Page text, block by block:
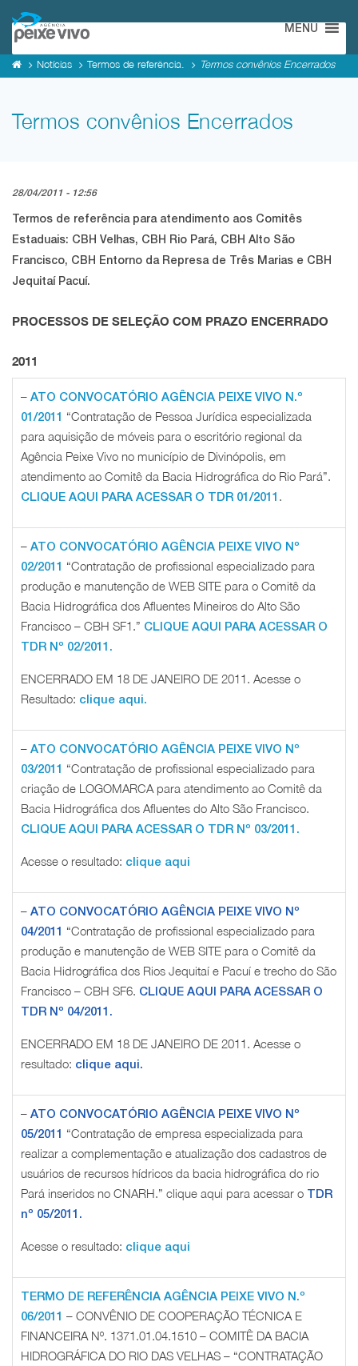
MENU
Notícias Termos de referência. Termos convênios Encerrados
Termos convênios Encerrados
28/04/2011 - 12:56
Termos de referência para atendimento aos Comitês
Estaduais: CBH Velhas, CBH Rio Pará, CBH Alto São
Francisco, CBH Entorno da Represa de Três Marias e CBH
Jequitaí Pacuí.
PROCESSOS DE SELEÇÃO COM PRAZO ENCERRADO
2011
– ATO CONVOCATÓRIO AGÊNCIA PEIXE VIVO N.º
01/2011 “Contratação de Pessoa Jurídica especializada
para aquisição de móveis para o escritório regional da
Agência Peixe Vivo no município de Divinópolis, em
atendimento ao Comitê da Bacia Hidrográfica do Rio Pará”.
CLIQUE AQUI PARA ACESSAR O TDR 01/2011 .
– ATO CONVOCATÓRIO AGÊNCIA PEIXE VIVO Nº
02/2011 “Contratação de profissional especializado para
produção e manutenção de WEB SITE para o Comitê da
Bacia Hidrográfica dos Afluentes Mineiros do Alto São
Francisco – CBH SF1.” CLIQUE AQUI PARA ACESSAR O
TDR Nº 02/2011.
ENCERRADO EM 18 DE JANEIRO DE 2011. Acesse o
Resultado: clique aqui.
– ATO CONVOCATÓRIO AGÊNCIA PEIXE VIVO Nº
03/2011 “Contratação de profissional especializado para
criação de LOGOMARCA para atendimento ao Comitê da
Bacia Hidrográfica dos Afluentes do Alto São Francisco.
CLIQUE AQUI PARA ACESSAR O TDR Nº 03/2011.
Acesse o resultado: clique aqui
– ATO CONVOCATÓRIO AGÊNCIA PEIXE VIVO Nº
04/2011 “Contratação de profissional especializado para
produção e manutenção de WEB SITE para o Comitê da
Bacia Hidrográfica dos Rios Jequitaí e Pacuí e trecho do São
Francisco – CBH SF6. CLIQUE AQUI PARA ACESSAR O
TDR Nº 04/2011.
ENCERRADO EM 18 DE JANEIRO DE 2011. Acesse o
resultado: clique aqui.
– ATO CONVOCATÓRIO AGÊNCIA PEIXE VIVO Nº
05/2011 “Contratação de empresa especializada para
realizar a complementação e atualização dos cadastros de
usuários de recursos hídricos da bacia hidrográfica do rio
Pará inseridos no CNARH.” clique aqui para acessar o TDR
nº 05/2011.
Acesse o resultado: clique aqui
TERMO DE REFERÊNCIA AGÊNCIA PEIXE VIVO N.º
06/2011 – CONVÊNIO DE COOPERAÇÃO TÉCNICA E
FINANCEIRA Nº. 1371.01.04.1510 – COMITÊ DA BACIA
HIDROGRÁFICA DO RIO DAS VELHAS – “CONTRATAÇÃO